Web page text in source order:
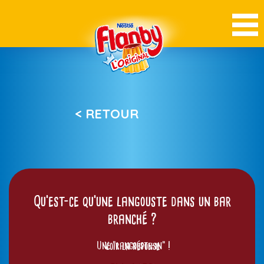
< RETOUR
Qu'est-ce qu'une langouste dans un bar
branché ?
Voir la réponse
Une "langouste-in" !